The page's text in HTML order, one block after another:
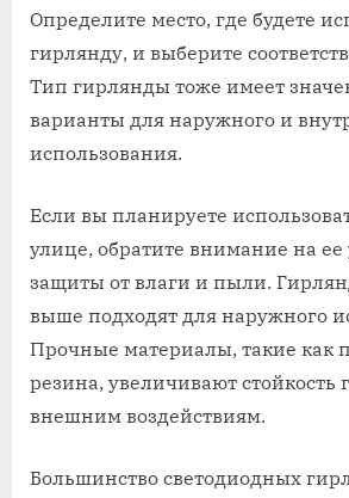
Определите место, где будете
гирлянду, и выберите
Тип гирлянды тоже имеет
варианты для наружного и
использования.
Если вы планируете
улице, обратите внимание на ее
защиты от влаги и пыли.
выше подходят для наружного
Прочные материалы, такие как
резина, увеличивают стойкость
внешним воздействиям.
Большинство светодиодных